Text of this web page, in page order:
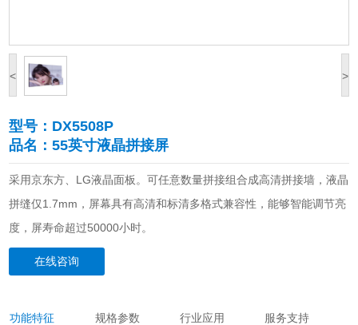
< >
型号：DX5508P
品名：55英寸液晶拼接屏
采用京东方、LG液晶面板。可任意数量拼接组合成高清拼接墙，液晶
拼缝仅1.7mm，屏幕具有高清和标清多格式兼容性，能够智能调节亮
度，屏寿命超过50000小时。
在线咨询
功能特征 规格参数 行业应用 服务支持